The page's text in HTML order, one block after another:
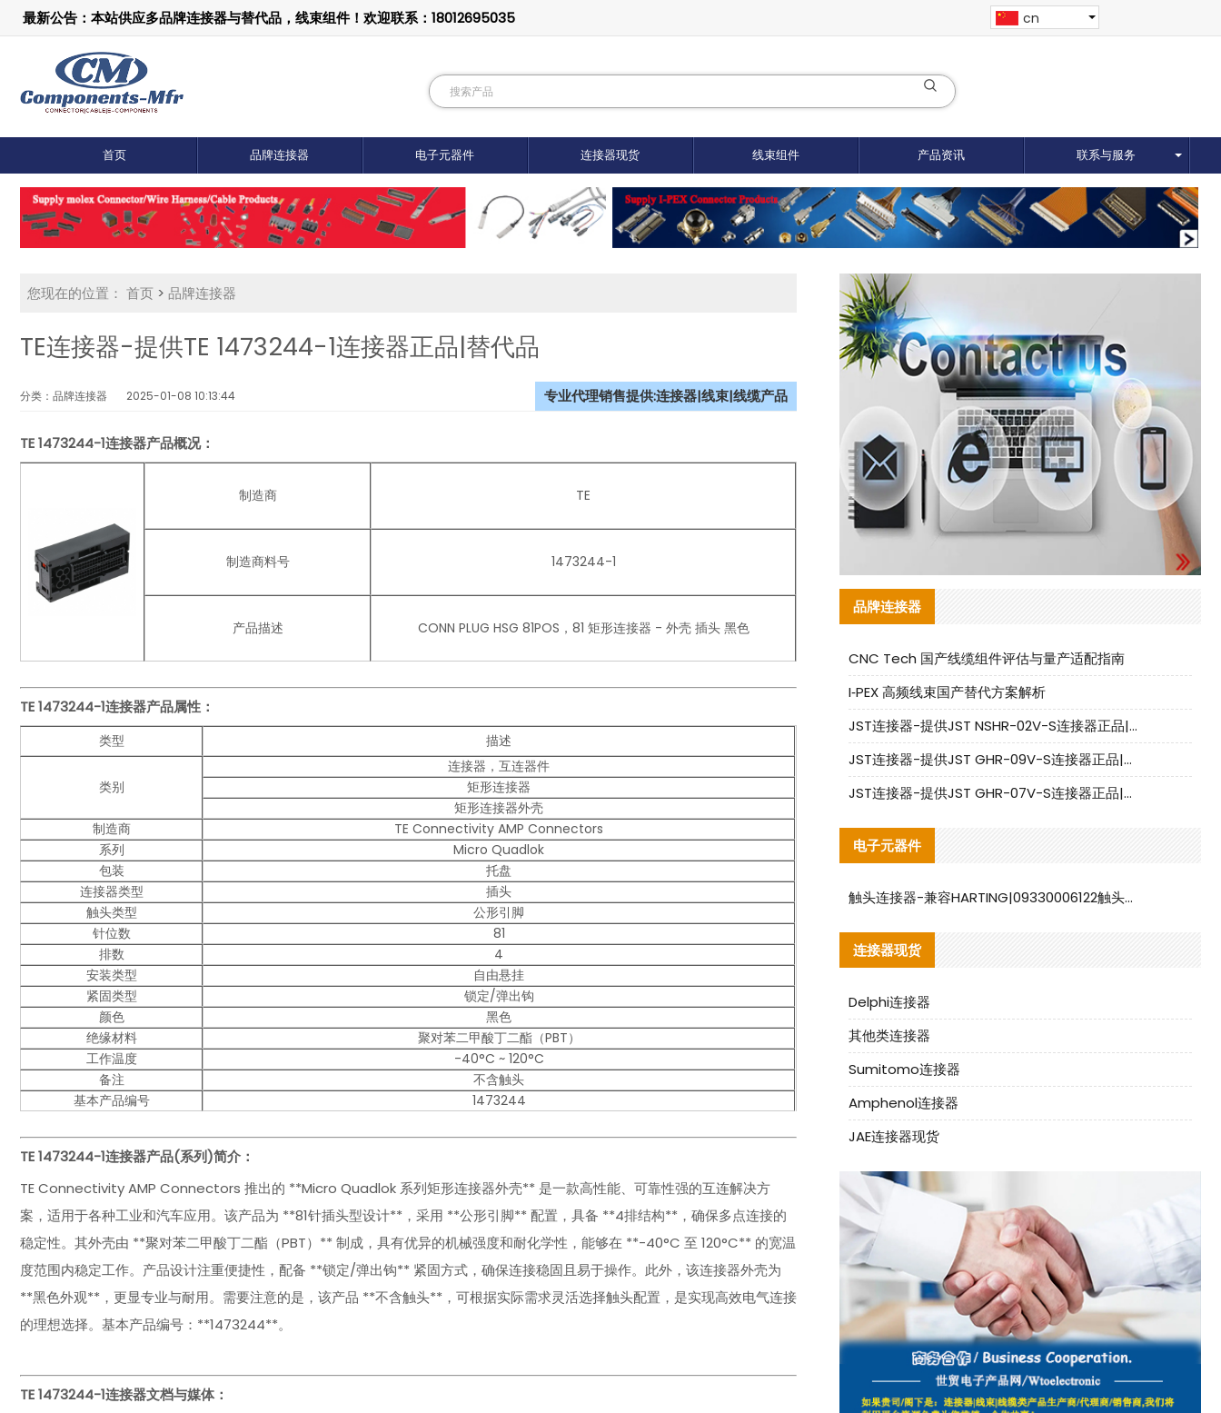
最新公告：本站供应多品牌连接器与替代品，线束组件！欢迎联系：18012695035 cn
首页 品牌连接器 电子元器件 连接器现货 线束组件 产品资讯 联系与服务
您现在的位置： 首页 > 品牌连接器
TE连接器-提供TE 1473244-1连接器正品|替代品
分类：品牌连接器 2025-01-08 10:13:44 专业代理销售提供:连接器|线束|线缆产品
TE 1473244-1连接器产品概况：
制造商 TE
制造商料号 1473244-1
产品描述 CONN PLUG HSG 81POS，81 矩形连接器 - 外壳 插头 黑色
TE 1473244-1连接器产品属性：
类型 描述
类别
连接器，互连器件
矩形连接器
矩形连接器外壳
制造商
TE Connectivity AMP Connectors
系列
Micro Quadlok
包装
托盘
连接器类型
插头
触头类型
公形引脚
针位数
81
排数
4
安装类型
自由悬挂
紧固类型
锁定/弹出钩
颜色
黑色
绝缘材料
聚对苯二甲酸丁二酯（PBT）
工作温度
-40°C ~ 120°C
备注
不含触头
基本产品编号
1473244
TE 1473244-1连接器产品(系列)简介：
TE Connectivity AMP Connectors 推出的 **Micro Quadlok 系列矩形连接器外壳** 是一款高性能、可靠性强的互连解决方
案，适用于各种工业和汽车应用。该产品为 **81针插头型设计**，采用 **公形引脚** 配置，具备 **4排结构**，确保多点连接的
稳定性。其外壳由 **聚对苯二甲酸丁二酯（PBT）** 制成，具有优异的机械强度和耐化学性，能够在 **-40°C 至 120°C** 的宽温
度范围内稳定工作。产品设计注重便捷性，配备 **锁定/弹出钩** 紧固方式，确保连接稳固且易于操作。此外，该连接器外壳为
**黑色外观**，更显专业与耐用。需要注意的是，该产品 **不含触头**，可根据实际需求灵活选择触头配置，是实现高效电气连接
的理想选择。基本产品编号：**1473244**。
TE 1473244-1连接器文档与媒体：
品牌连接器
CNC Tech 国产线缆组件评估与量产适配指南
I‑PEX 高频线束国产替代方案解析
JST连接器-提供JST NSHR-02V-S连接器正品|替代品
JST连接器-提供JST GHR-09V-S连接器正品|替代品
JST连接器-提供JST GHR-07V-S连接器正品|替代品
电子元器件
触头连接器-兼容HARTING|09330006122触头连接器替代品说明
连接器现货
Delphi连接器
其他类连接器
Sumitomo连接器
Amphenol连接器
JAE连接器现货